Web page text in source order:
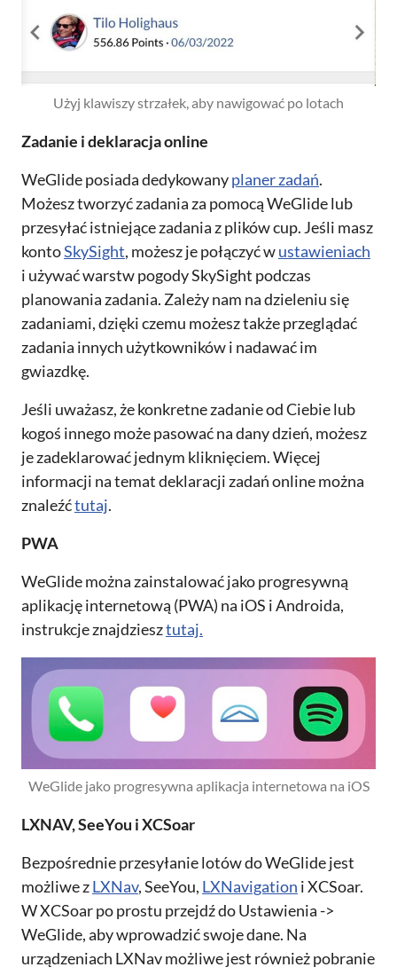
Użyj klawiszy strzałek, aby nawigować po lotach
Zadanie i deklaracja online
WeGlide posiada dedykowanyplaner zadań.
Możesz tworzyć zadania za pomocą WeGlide lub
przesyłać istniejące zadania z plików cup. Jeśli masz
kontoSkySight, możesz je połączyć wustawieniach
i używać warstw pogody SkySight podczas
planowania zadania. Zależy nam na dzieleniu się
zadaniami, dzięki czemu możesz także przeglądać
zadania innych użytkowników i nadawać im
gwiazdkę.
Jeśli uważasz, że konkretne zadanie od Ciebie lub
kogoś innego może pasować na dany dzień, możesz
je zadeklarować jednym kliknięciem. Więcej
informacji na temat deklaracji zadań online można
znaleźćtutaj.
PWA
WeGlide można zainstalować jako progresywną
aplikację internetową (PWA) na iOS i Androida,
instrukcje znajdziesztutaj.
WeGlide jako progresywna aplikacja internetowa na iOS
LXNAV, SeeYou i XCSoar
Bezpośrednie przesyłanie lotów do WeGlide jest
możliwe zLXNav, SeeYou, LXNavigation i XCSoar.
W XCSoar po prostu przejdź do Ustawienia ->
WeGlide, aby wprowadzić swoje dane. Na
urządzeniach LXNav możliwe jest również pobranie